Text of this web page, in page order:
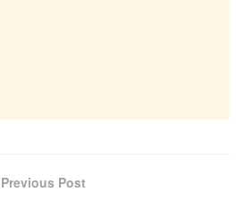
Previous Post